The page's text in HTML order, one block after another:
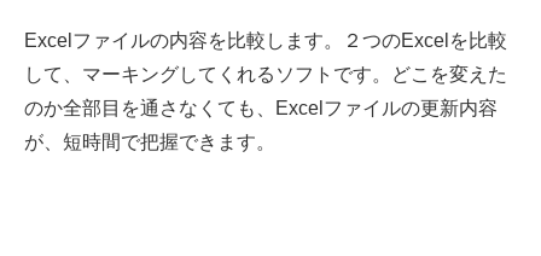
Excelファイルの内容を比較します。２つのExcelを比較
して、マーキングしてくれるソフトです。どこを変えた
のか全部目を通さなくても、Excelファイルの更新内容
が、短時間で把握できます。